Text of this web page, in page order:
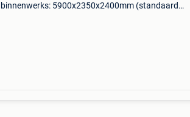
binnenwerks: 5900x2350x2400mm (standaard